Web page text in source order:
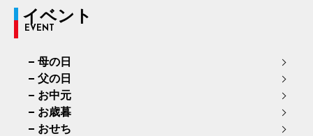
イベント
EVENT
母の日
父の日
お中元
お歳暮
おせち